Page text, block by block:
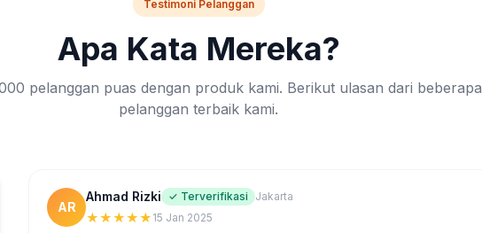
Testimoni Pelanggan
Apa Kata Mereka?
pelanggan puas dengan produk kami. Berikut ulasan dari beberapa
pelanggan terbaik kami.
AR
Ahmad Rizki ✓ Terverifikasi Jakarta
★★★★★ 15 Jan 2025